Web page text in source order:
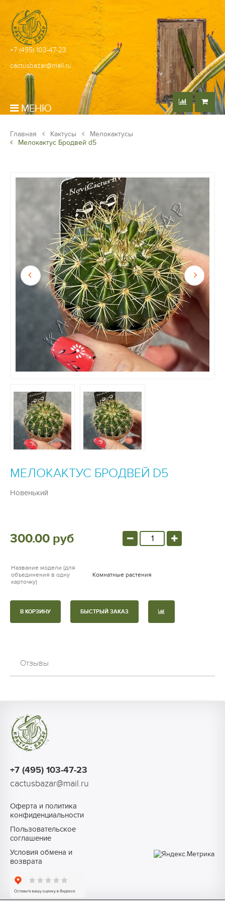
+7 (495) 103-47-23
cactusbazar@mail.ru
МЕНЮ
Главная Кактусы
Мелокактусы
Мелокактус Бродвей d5
МЕЛОКАКТУС БРОДВЕЙ D5
Новенький
300.00 руб
Название модели (для
объединения в одну
карточку)
Комнатные растения
В КОРЗИНУ БЫСТРЫЙ ЗАКАЗ
Отзывы
+7 (495) 103-47-23
cactusbazar@mail.ru
Оферта и политика
конфиденциальности
Пользовательское
соглашение
Условия обмена и
возврата